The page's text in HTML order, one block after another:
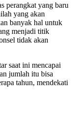
perangkat yang baru
yang akan
banyak hal untuk
menjadi titik
tidak akan
saat ini mencapai
jumlah itu bisa
tahun, mendekati